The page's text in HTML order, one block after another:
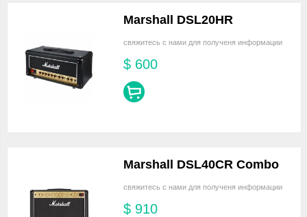
Marshall DSL20HR
свяжитесь с нами для полученя информации
$ 600
Marshall DSL40CR Combo
свяжитесь с нами для полученя информации
$ 910